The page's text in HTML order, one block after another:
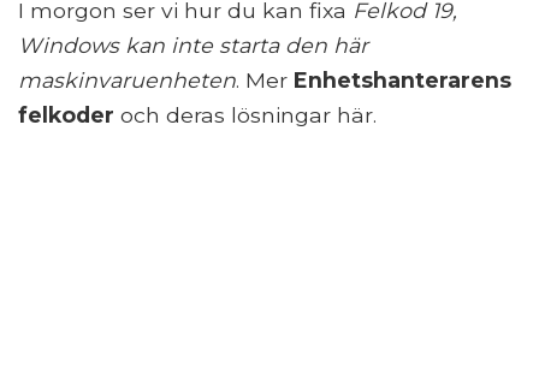
I morgon ser vi hur du kan fixa Felkod 19,
Windows kan inte starta den här
maskinvaruenheten. Mer Enhetshanterarens
felkoder och deras lösningar här.